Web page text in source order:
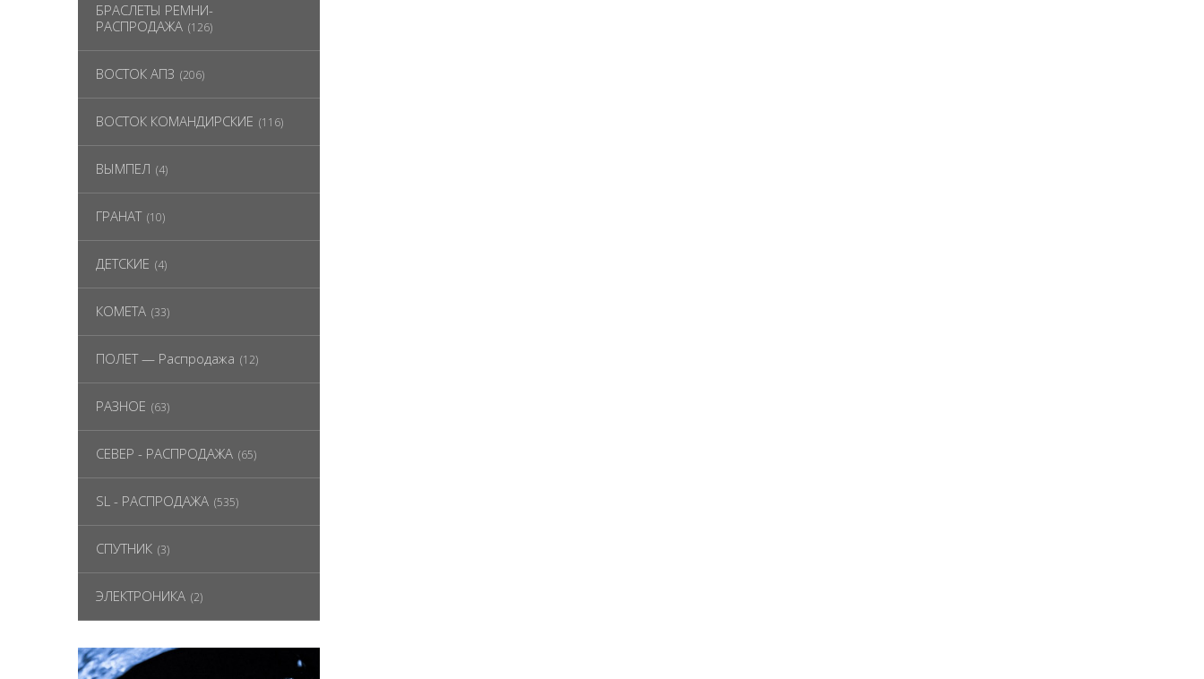
БРАСЛЕТЫ РЕМНИ-
РАСПРОДАЖА (126)
ВОСТОК АПЗ (206)
ВОСТОК КОМАНДИРСКИЕ (116)
ВЫМПЕЛ (4)
ГРАНАТ (10)
ДЕТСКИЕ (4)
КОМЕТА (33)
ПОЛЕТ — Распродажа (12)
РАЗНОЕ (63)
СЕВЕР - РАСПРОДАЖА (65)
SL - РАСПРОДАЖА (535)
СПУТНИК (3)
ЭЛЕКТРОНИКА (2)